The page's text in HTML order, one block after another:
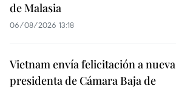
de Malasia
06/08/2026 13:18
Vietnam envía felicitación a nueva
presidenta de Cámara Baja de